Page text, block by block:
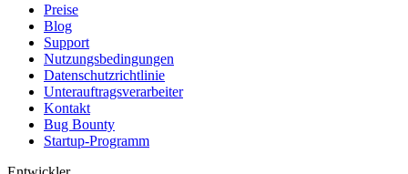
Preise
Blog
Support
Nutzungsbedingungen
Datenschutzrichtlinie
Unterauftragsverarbeiter
Kontakt
Bug Bounty
Startup-Programm